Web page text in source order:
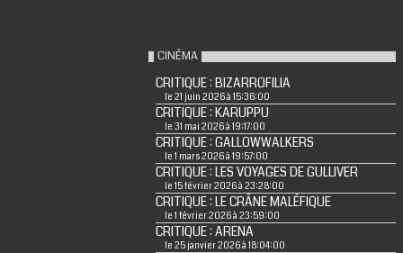
CINÉMA
CRITIQUE : BIZARROFILIA
le 21 juin 2026 à 15:36:00
CRITIQUE : KARUPPU
le 31 mai 2026 à 19:17:00
CRITIQUE : GALLOWWALKERS
le 1 mars 2026 à 19:57:00
CRITIQUE : LES VOYAGES DE GULLIVER
le 15 février 2026 à 23:28:00
CRITIQUE : LE CRÂNE MALÉFIQUE
le 1 février 2026 à 23:59:00
CRITIQUE : ARENA
le 25 janvier 2026 à 18:04:00